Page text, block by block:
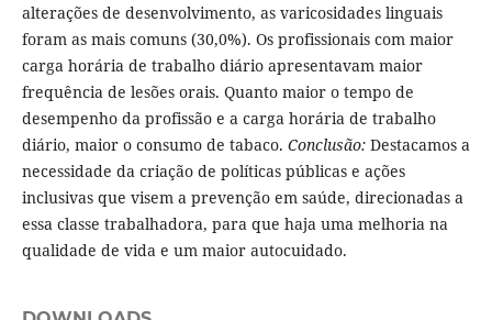
alterações de desenvolvimento, as varicosidades linguais
foram as mais comuns (30,0%). Os profissionais com maior
carga horária de trabalho diário apresentavam maior
frequência de lesões orais. Quanto maior o tempo de
desempenho da profissão e a carga horária de trabalho
diário, maior o consumo de tabaco. Conclusão:Destacamos a
necessidade da criação de políticas públicas e ações
inclusivas que visem a prevenção em saúde, direcionadas a
essa classe trabalhadora, para que haja uma melhoria na
qualidade de vida e um maior autocuidado.